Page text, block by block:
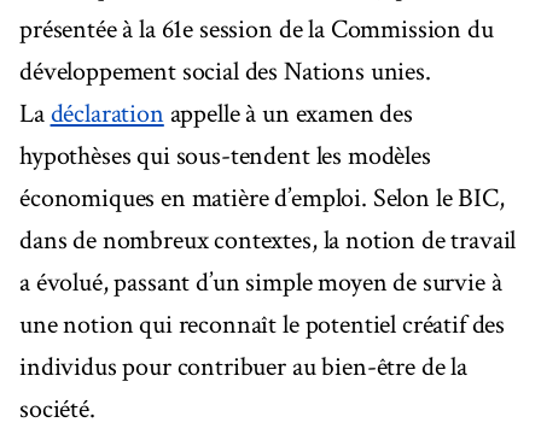
présentée à la 61e session de la Commission du
développement social des Nations unies.
Ladéclaration appelle à un examen des
hypothèses qui sous-tendent les modèles
économiques en matière d’emploi. Selon le BIC,
dans de nombreux contextes, la notion de travail
a évolué, passant d’un simple moyen de survie à
une notion qui reconnaît le potentiel créatif des
individus pour contribuer au bien-être de la
société.